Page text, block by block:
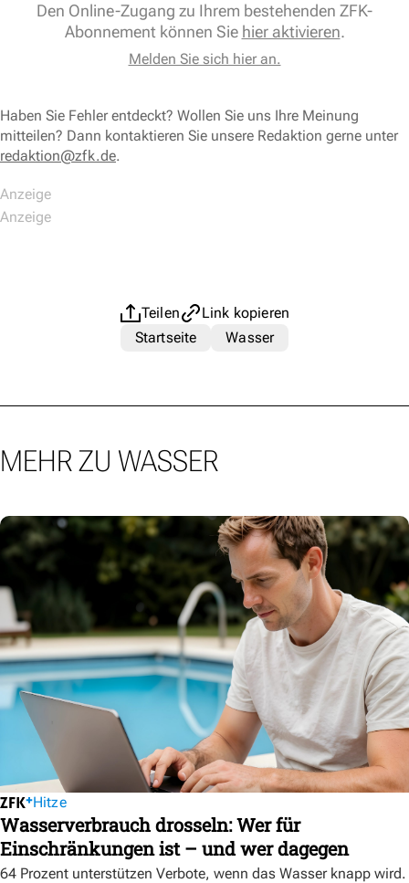
Den Online-Zugang zu Ihrem bestehenden ZFK-
Abonnement können Sie hier aktivieren.
Melden Sie sich hier an.
Haben Sie Fehler entdeckt? Wollen Sie uns Ihre Meinung
mitteilen? Dann kontaktieren Sie unsere Redaktion gerne unter
redaktion@zfk.de.
Teilen
Link kopieren
Startseite
Wasser
MEHR ZU WASSER
Hitze
Wasserverbrauch drosseln: Wer für
Einschränkungen ist – und wer dagegen
64 Prozent unterstützen Verbote, wenn das Wasser knapp wird.